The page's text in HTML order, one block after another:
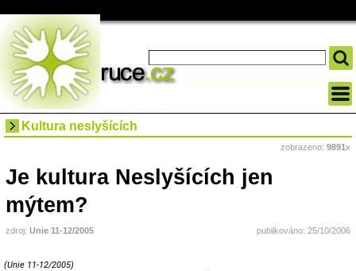
Kultura neslyšících
zobrazeno: 9891x
Je kultura Neslyšících jen
mýtem?
zdroj: Unie 11-12/2005 publikováno: 25/10/2006
(Unie 11-12/2005)